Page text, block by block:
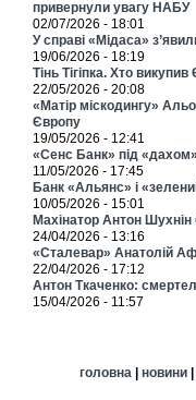
привернули увагу НАБУ
02/07/2026 - 18:01
У справі «Мідаса»
19/06/2026 - 18:19
Тінь Тігіпка. Хто
22/05/2026 - 20:08
«Матір міскодингу»
Європу
19/05/2026 - 12:41
«Сенс Банк» під
11/05/2026 - 17:45
Банк «Альянс» і
10/05/2026 - 15:01
Махінатор Антон
24/04/2026 - 13:16
«Сталевар» Анатолій
22/04/2026 - 17:12
Антон Ткаченко:
15/04/2026 - 11:57
головна| новини|